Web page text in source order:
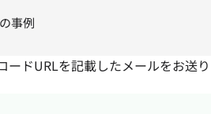
事例
ードURLを記載したメールをお送り